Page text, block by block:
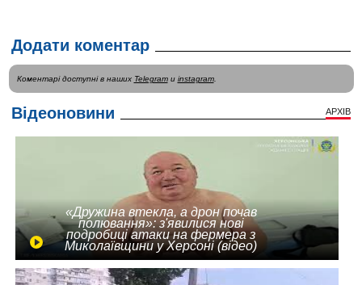
Додати коментар
Коментарі доступні в наших Telegramи instagram.
Відеоновини АРХІВ
«Дружина втекла, а дрон почав
полювання»: з'явилися нові
подробиці атаки на фермера з
Миколаївщини у Херсоні (відео)